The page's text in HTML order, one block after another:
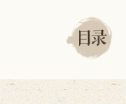
目录